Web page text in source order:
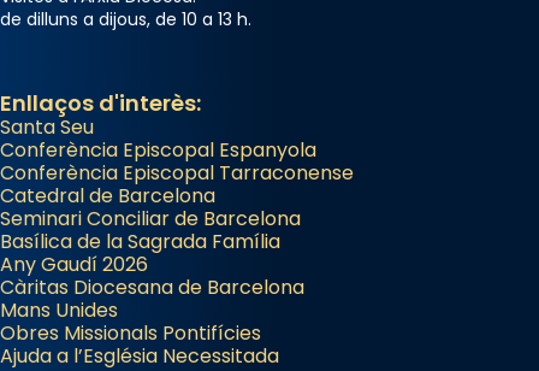
de dilluns a dijous, de 10 a 13 h.
Enllaços d'interès:
Santa Seu
Conferència Episcopal Espanyola
Conferència Episcopal Tarraconense
Catedral de Barcelona
Seminari Conciliar de Barcelona
Basílica de la Sagrada Família
Any Gaudí 2026
Càritas Diocesana de Barcelona
Mans Unides
Obres Missionals Pontifícies
Ajuda a l’Església Necessitada